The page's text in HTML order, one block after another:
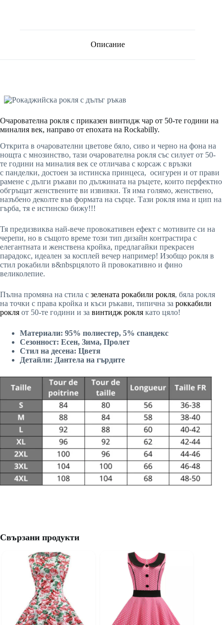
Описание
Очарователна рокля с приказен винтидж чар от 50-те години на
миналия век, направо от епохата на Rockabilly.
Открита в очарователни цветове бяло, сиво и черно на фона на
нощта с мнозинство, тази очарователна рокля със силует от 50-
те години на миналия век се отличава с корсаж с връзки
с панделки, достоен за истинска принцеса, осигурен и от прави
рамене с дълги ръкави по дължината на ръцете, които перфектно
обгръщат женствените ви извивки. Тя има голямо, женствено,
назъбено деколте във формата на сърце. Тази рокля има и цип на
гърба, тя е истинско бижу!!!
Тя предизвиква най-вече провокативен ефект с мотивите си на
черепи, но в същото време този тип дизайн контрастира с
елегантната и женствена кройка, предлагайки прекрасен
парадокс, идеален за косплей вечер например! Изобщо рокля в
стил рокабили в&nbspцялото й провокативно и фино
великолепие.
Пълна промяна на стила с зелената рокабили рокля, бяла рокля
на точки с права кройка и къси ръкави, типична за роккабили
рокля от 50-те години и за винтидж рокля като цяло!
Материали: 95% полиестер, 5% спандекс
Сезонност: Есен, Зима, Пролет
Стил на десена: Цветя
Детайли: Дантела на гърдите
Свързани продукти